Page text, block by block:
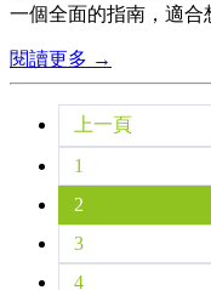
一個全面的指南，適合
閱讀更多 →
上一頁
1
2
3
4